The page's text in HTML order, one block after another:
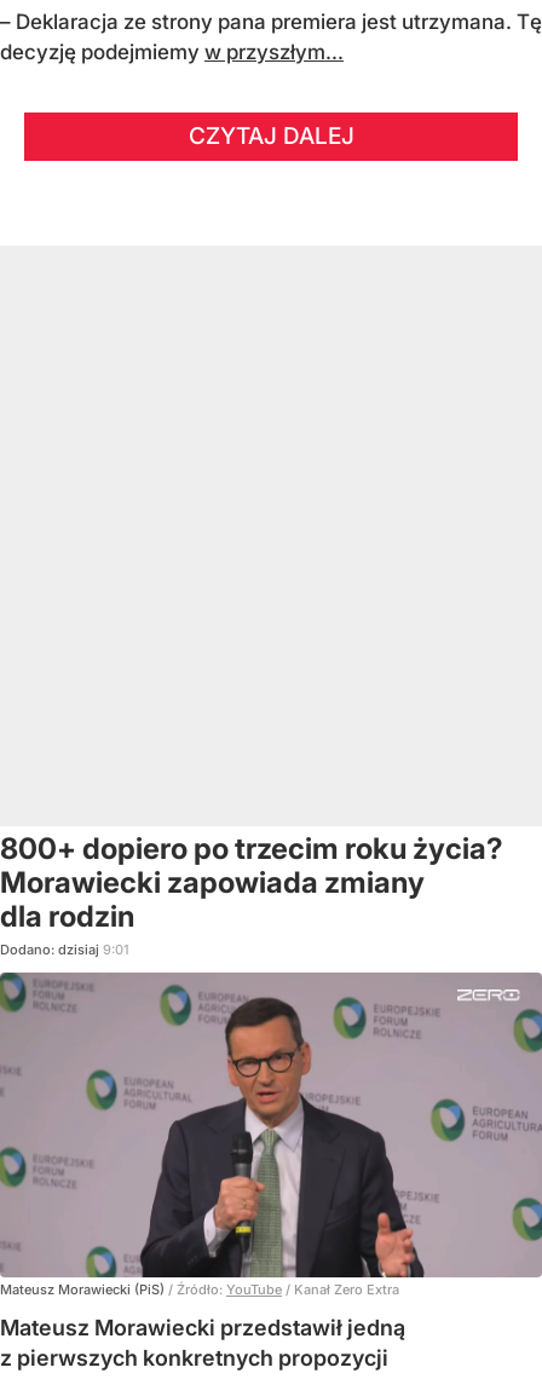
– Deklaracja ze strony pana premiera jest utrzymana. Tę
decyzję podejmiemy w przyszłym...
CZYTAJ DALEJ
800+ dopiero po trzecim roku życia?
Morawiecki zapowiada zmiany
dla rodzin
Dodano: dzisiaj 9:01
Mateusz Morawiecki (PiS) / Źródło: YouTube / Kanał Zero Extra
Mateusz Morawiecki przedstawił jedną
z pierwszych konkretnych propozycji